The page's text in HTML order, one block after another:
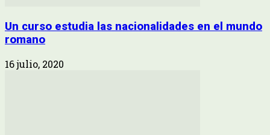
Un curso estudia las nacionalidades en el mundo
romano
16 julio, 2020